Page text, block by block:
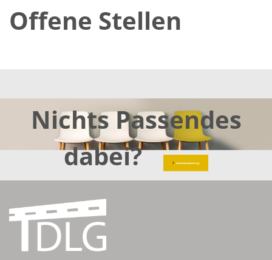
Offene Stellen
Nichts Passendes
dabei?
Initiativbewerbung